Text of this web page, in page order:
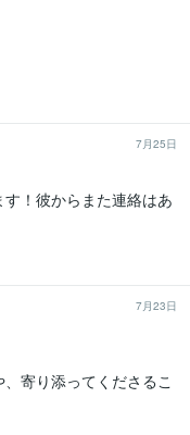
7月25日
！彼からまた連絡はあ
7月23日
寄り添ってくださるこ